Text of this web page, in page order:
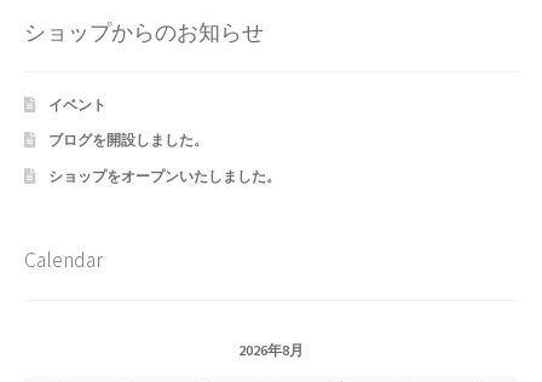
Shipment Tracking
wpwBot Mobile App
お問い合わせ
ショップからのお知らせ
イベント
ブログを開設しました。
ショップをオープンいたしました。
Calendar
2026年8月